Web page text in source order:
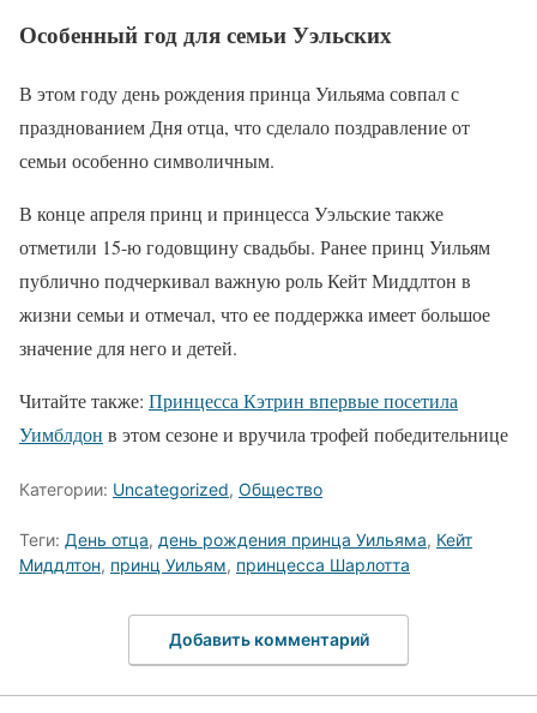
Особенный год для семьи Уэльских
В этом году день рождения принца Уильяма совпал с
празднованием Дня отца, что сделало поздравление от
семьи особенно символичным.
В конце апреля принц и принцесса Уэльские также
отметили 15-ю годовщину свадьбы. Ранее принц Уильям
публично подчеркивал важную роль Кейт Миддлтон в
жизни семьи и отмечал, что ее поддержка имеет большое
значение для него и детей.
Читайте также: Принцесса Кэтрин впервые посетила
Уимблдон в этом сезоне и вручила трофей победительнице
Категории: Uncategorized, Общество
Теги: День отца, день рождения принца Уильяма, Кейт
Миддлтон, принц Уильям, принцесса Шарлотта
Добавить комментарий